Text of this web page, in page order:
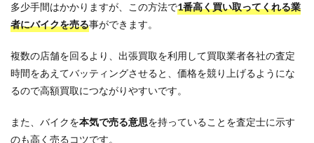
多少手間はかかりますが、この方法で1番高く買い取ってくれる業
者にバイクを売る事ができます。
複数の店舗を回るより、出張買取を利用して買取業者各社の査定
時間をあえてバッティングさせると、価格を競り上げるようにな
るので高額買取につながりやすいです。
また、バイクを本気で売る意思を持っていることを査定士に示す
のも高く売るコツです。